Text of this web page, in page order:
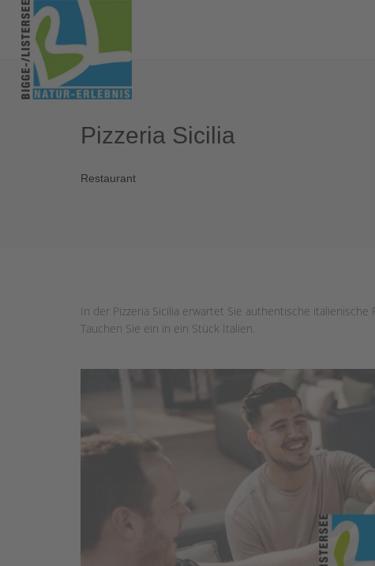
Pizzeria Sicilia
Restaurant
In der Pizzeria Sicilia erwartet Sie authentische
Tauchen Sie ein in ein Stück Italien.